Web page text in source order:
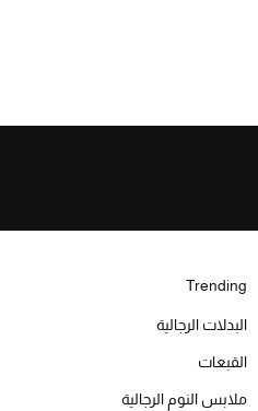
Trending
البدلات الرجالية
القبعات
ملابس النوم الرجالية